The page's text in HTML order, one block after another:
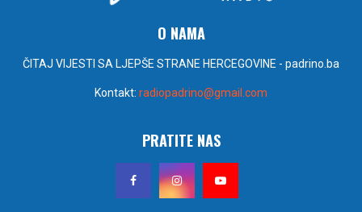
O NAMA
ČITAJ VIJESTI SA LJEPŠE STRANE HERCEGOVINE - padrino.ba
Kontakt: radiopadrino@gmail.com
PRATITE NAS